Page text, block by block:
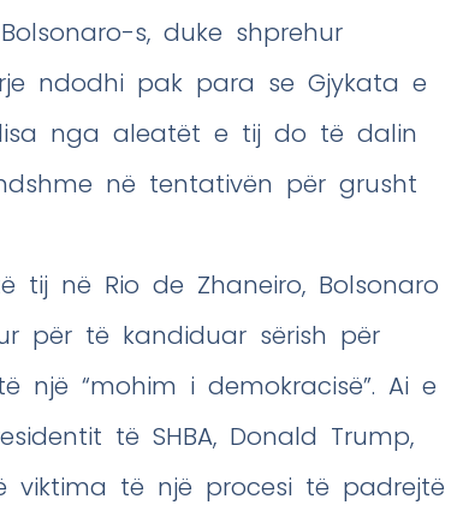
s, duke shprehur
ndodhi pak para se Gjykata e
nga aleatët e tij do të dalin
në tentativën për grusht
tij në Rio de Zhaneiro, Bolsonaro
për të kandiduar sërish për
një “mohim i demokracisë”. Ai e
të SHBA, Donald Trump,
viktima të një procesi të padrejtë